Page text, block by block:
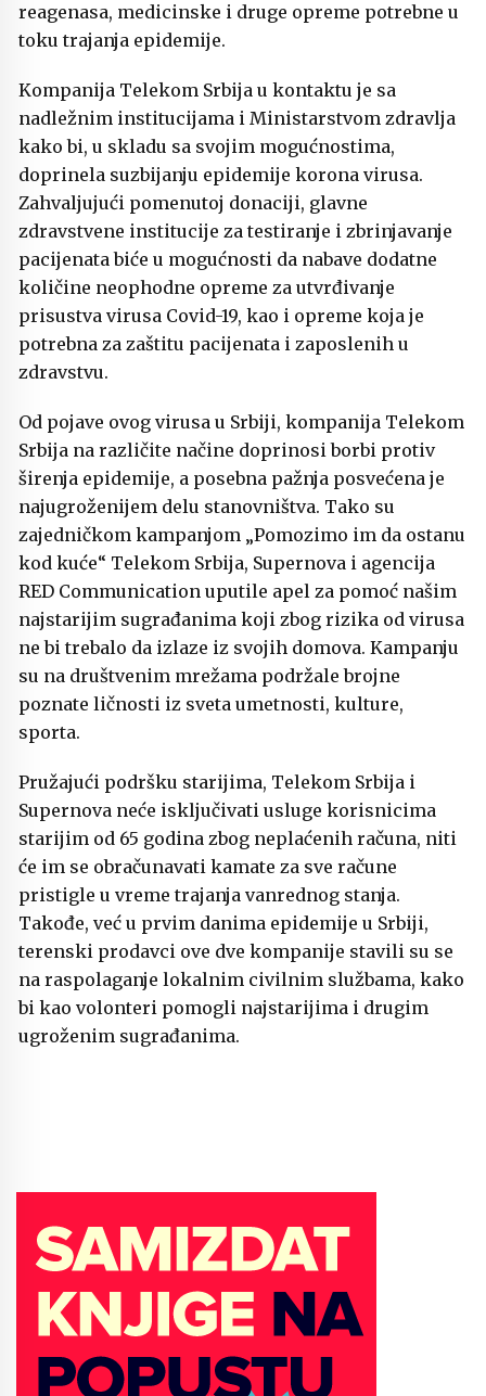
reagenasa, medicinske i druge opreme potrebne u
toku trajanja epidemije.
Kompanija Telekom Srbija u kontaktu je sa
nadležnim institucijama i Ministarstvom zdravlja
kako bi, u skladu sa svojim mogućnostima,
doprinela suzbijanju epidemije korona virusa.
Zahvaljujući pomenutoj donaciji, glavne
zdravstvene institucije za testiranje i zbrinjavanje
pacijenata biće u mogućnosti da nabave dodatne
količine neophodne opreme za utvrđivanje
prisustva virusa Covid-19, kao i opreme koja je
potrebna za zaštitu pacijenata i zaposlenih u
zdravstvu.
Od pojave ovog virusa u Srbiji, kompanija Telekom
Srbija na različite načine doprinosi borbi protiv
širenja epidemije, a posebna pažnja posvećena je
najugroženijem delu stanovništva. Tako su
zajedničkom kampanjom „Pomozimo im da ostanu
kod kuće“ Telekom Srbija, Supernova i agencija
RED Communication uputile apel za pomoć našim
najstarijim sugrađanima koji zbog rizika od virusa
ne bi trebalo da izlaze iz svojih domova. Kampanju
su na društvenim mrežama podržale brojne
poznate ličnosti iz sveta umetnosti, kulture,
sporta.
Pružajući podršku starijima, Telekom Srbija i
Supernova neće isključivati usluge korisnicima
starijim od 65 godina zbog neplaćenih računa, niti
će im se obračunavati kamate za sve račune
pristigle u vreme trajanja vanrednog stanja.
Takođe, već u prvim danima epidemije u Srbiji,
terenski prodavci ove dve kompanije stavili su se
na raspolaganje lokalnim civilnim službama, kako
bi kao volonteri pomogli najstarijima i drugim
ugroženim sugrađanima.